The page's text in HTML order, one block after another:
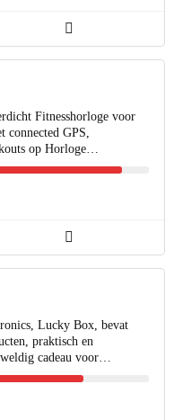
Fitnesshorloge voor
connected GPS,
op Horloge…
Lucky Box, bevat
praktisch en
cadeau voor…